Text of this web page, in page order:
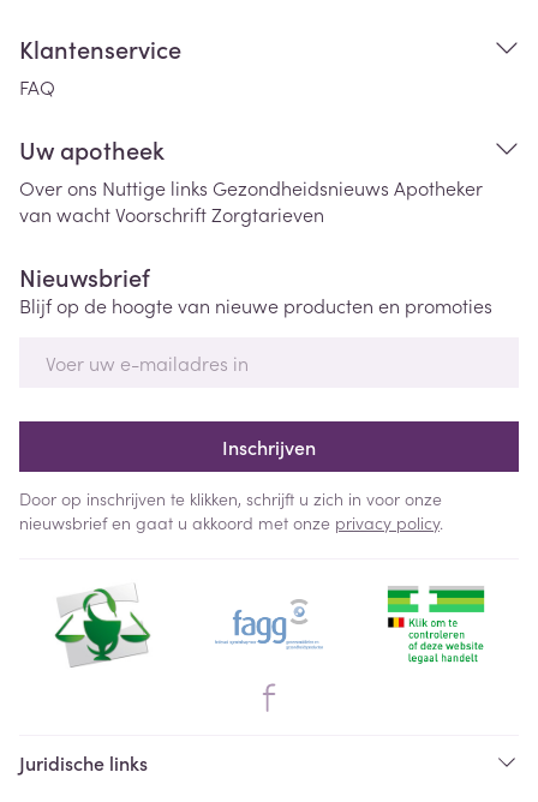
Klantenservice
FAQ
Uw apotheek
Over ons Nuttige links Gezondheidsnieuws Apotheker
van wachtVoorschriftZorgtarieven
Nieuwsbrief
Blijf op de hoogte van nieuwe producten en promoties
Inschrijven
Door op inschrijven te klikken, schrijft u zich in voor onze
nieuwsbrief en gaat u akkoord met onze privacy policy.
Juridische links